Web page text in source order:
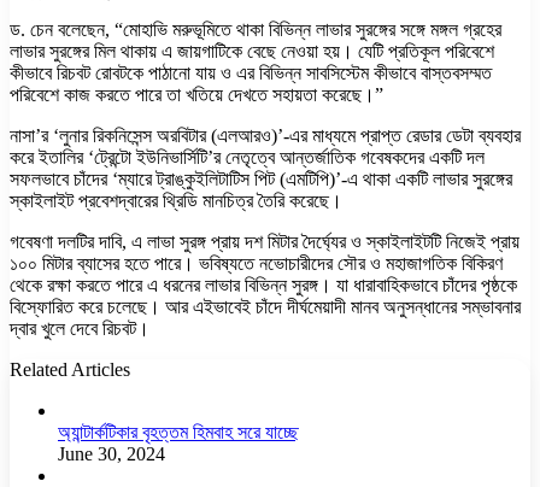
ড. চেন বলেছেন, “মোহাভি মরুভূমিতে থাকা বিভিন্ন লাভার সুরঙ্গের সঙ্গে মঙ্গল গ্রহের
লাভার সুরঙ্গের মিল থাকায় এ জায়গাটিকে বেছে নেওয়া হয়। যেটি প্রতিকূল পরিবেশে
কীভাবে রিচবট রোবটকে পাঠানো যায় ও এর বিভিন্ন সাবসিস্টেম কীভাবে বাস্তবসম্মত
পরিবেশে কাজ করতে পারে তা খতিয়ে দেখতে সহায়তা করেছে।”
নাসা’র ‘লুনার রিকনিসেন্স অরবিটার (এলআরও)’-এর মাধ্যমে প্রাপ্ত রেডার ডেটা ব্যবহার
করে ইতালির ‘ট্রেন্টো ইউনিভার্সিটি’র নেতৃত্বে আন্তর্জাতিক গবেষকদের একটি দল
সফলভাবে চাঁদের ‘ম্যারে ট্রাঙ্কুইলিটাটিস পিট (এমটিপি)’-এ থাকা একটি লাভার সুরঙ্গের
স্কাইলাইট প্রবেশদ্বারের থ্রিডি মানচিত্র তৈরি করেছে।
গবেষণা দলটির দাবি, এ লাভা সুরঙ্গ প্রায় দশ মিটার দৈর্ঘ্যের ও স্কাইলাইটটি নিজেই প্রায়
১০০ মিটার ব্যাসের হতে পারে। ভবিষ্যতে নভোচারীদের সৌর ও মহাজাগতিক বিকিরণ
থেকে রক্ষা করতে পারে এ ধরনের লাভার বিভিন্ন সুরঙ্গ। যা ধারাবাহিকভাবে চাঁদের পৃষ্ঠকে
বিস্ফোরিত করে চলেছে। আর এইভাবেই চাঁদে দীর্ঘমেয়াদী মানব অনুসন্ধানের সম্ভাবনার
দ্বার খুলে দেবে রিচবট।
Related Articles
অ্যান্টার্কটিকার বৃহত্তম হিমবাহ সরে যাচ্ছে
June 30, 2024